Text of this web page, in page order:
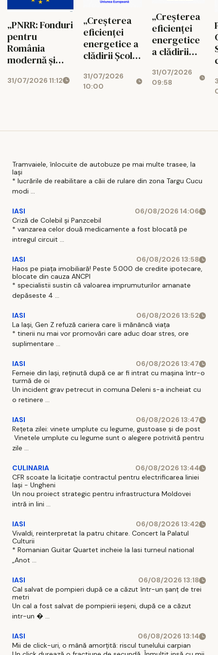
local prin
modernizarea
stațiunii „Băile
Oglinzi”- Faza 1
– Construire
infrastructură
de agrement și
universitatea
cu piața
muncii
contur la
Iași. Fosta
fermă
didactică
de la
Ezăreni
devine
meseriile
„PNRR: Fonduri
pentru
România
modernă și
UAT COMUNA
anunță
„Îmbunătățirea
infrastructurii
educaționale
Făurei, județul
Neamț prin
dotare
specifică”/ cod
F-PNRR-Dotari-
2023-
31/07/2026 11:12
„Creșterea
eficienței
energetice a
clădirii Școlii
nr. 10", COD
SMIS 329891
31/07/2026
10:00
„Creșterea
eficienței
energetice
a clădirii
Gimnaziale
nr. 10", COD
31/07/2026
09:58
Tramvaiele, înlocuite de autobuze pe mai multe trasee, la
Iași
* lucrările de reabilitare a căii de rulare din zona Targu Cucu
modi ...
IASI
06/08/2026 14:06
Criză de Colebil și Panzcebil
* vanzarea celor două medicamente a fost blocată pe
intregul circuit ...
IASI
06/08/2026 13:58
Haos pe piața imobiliară! Peste 5.000 de credite ipotecare,
blocate din cauza ANCPI
* specialistii sustin că valoarea imprumuturilor amanate
depăseste 4 ...
IASI
06/08/2026 13:52
La Iași, Gen Z refuză cariera care îi mănâncă viața
* tinerii nu mai vor promovări care aduc doar stres, ore
suplimentare ...
IASI
06/08/2026 13:47
Femeie din Iași, reținută după ce ar fi intrat cu mașina într-o
turmă de oi
Un incident grav petrecut in comuna Deleni s-a incheiat cu
o retinere ...
IASI
06/08/2026 13:47
Rețeta zilei: vinete umplute cu legume, gustoase și de post
Vinetele umplute cu legume sunt o alegere potrivită pentru
zile ...
CULINARIA
06/08/2026 13:44
CFR scoate la licitație contractul pentru electrificarea liniei
Iași - Ungheni
Un nou proiect strategic pentru infrastructura Moldovei
intră in lini ...
IASI
06/08/2026 13:42
Vivaldi, reinterpretat la patru chitare. Concert la Palatul
Culturii
* Romanian Guitar Quartet incheie la Iasi turneul national
„Anot ...
IASI
06/08/2026 13:18
Cal salvat de pompieri după ce a căzut într-un şanţ de trei
metri
Un cal a fost salvat de pompierii ieşeni, după ce a căzut
intr-un � ...
IASI
06/08/2026 13:14
Mii de click-uri, o mână amorțită: riscul tunelului carpian